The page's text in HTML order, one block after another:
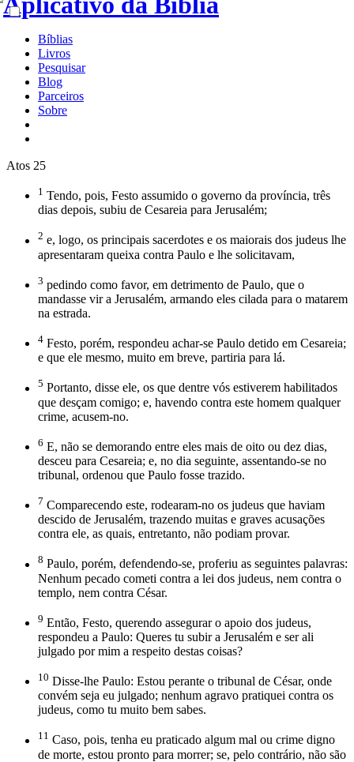
Bíblias
Livros
Pesquisar
Blog
Parceiros
Sobre
Atos 25
1 Tendo, pois, Festo assumido o governo da província, três
dias depois, subiu de Cesareia para Jerusalém;
2 e, logo, os principais sacerdotes e os maiorais dos judeus lhe
apresentaram queixa contra Paulo e lhe solicitavam,
3 pedindo como favor, em detrimento de Paulo, que o
mandasse vir a Jerusalém, armando eles cilada para o matarem
na estrada.
4 Festo, porém, respondeu achar-se Paulo detido em Cesareia;
e que ele mesmo, muito em breve, partiria para lá.
5 Portanto, disse ele, os que dentre vós estiverem habilitados
que desçam comigo; e, havendo contra este homem qualquer
crime, acusem-no.
6 E, não se demorando entre eles mais de oito ou dez dias,
desceu para Cesareia; e, no dia seguinte, assentando-se no
tribunal, ordenou que Paulo fosse trazido.
7 Comparecendo este, rodearam-no os judeus que haviam
descido de Jerusalém, trazendo muitas e graves acusações
contra ele, as quais, entretanto, não podiam provar.
8 Paulo, porém, defendendo-se, proferiu as seguintes palavras:
Nenhum pecado cometi contra a lei dos judeus, nem contra o
templo, nem contra César.
9 Então, Festo, querendo assegurar o apoio dos judeus,
respondeu a Paulo: Queres tu subir a Jerusalém e ser ali
julgado por mim a respeito destas coisas?
10 Disse-lhe Paulo: Estou perante o tribunal de César, onde
convém seja eu julgado; nenhum agravo pratiquei contra os
judeus, como tu muito bem sabes.
11 Caso, pois, tenha eu praticado algum mal ou crime digno
de morte, estou pronto para morrer; se, pelo contrário, não são